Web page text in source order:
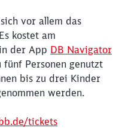
vor allem das
kostet am
der App DB Navigator
fünf Personen genutzt
bis zu drei Kinder
werden.
tickets